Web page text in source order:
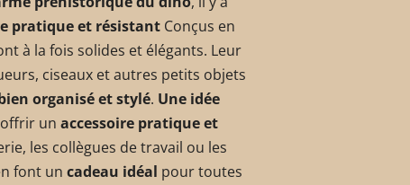
pratique et résistant Conçus en
à la fois solides et élégants. Leur
ciseaux et autres petits objets
organisé et stylé. Une idée
offrir un accessoire pratique et
les collègues de travail ou les
font un cadeau idéal pour toutes